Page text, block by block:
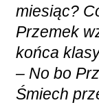
miesiąc?
Przemek
końca
– No bo
Śmiech